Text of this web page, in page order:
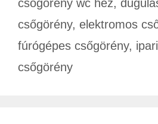
csőgörény wc hez,
csőgörény, elektromos
fúrógépes csőgörény,
csőgörény